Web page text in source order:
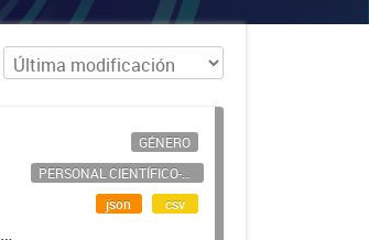
GÉNERO
PERSONAL CIENTÍFICO-TECNOLÓGICO
json
csv